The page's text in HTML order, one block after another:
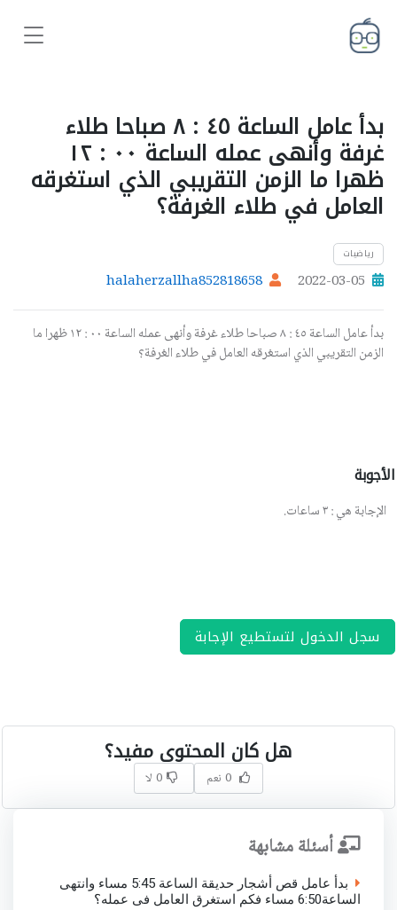
بدأ عامل الساعة ٤٥ : ٨ صباحا طلاء
غرفة وأنهى عمله الساعة ٠٠ : ١٢
ظهرا ما الزمن التقريبي الذي استغرقه
العامل في طلاء الغرفة؟
رياضيات
2022-03-05
halaherzallha852818658
بدأ عامل الساعة ٤٥ : ٨ صباحا طلاء غرفة وأنهى عمله الساعة ٠٠ : ١٢ ظهرا ما
الزمن التقريبي الذي استغرقه العامل في طلاء الغرفة؟
الأجوبة
الإجابة هي:٣ساعات.
سجل الدخول لتستطيع الإجابة
هل كان المحتوى مفيد؟
0 نعم 0 لا
أسئلة مشابهة
بدأ عامل قص أشجار حديقة الساعة 5:45 مساء وانتهى
الساعة6:50 مساء فكم استغرق العامل فى عمله؟